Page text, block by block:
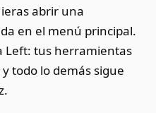
abrir una
en el menú principal.
Left: tus herramientas
todo lo demás sigue